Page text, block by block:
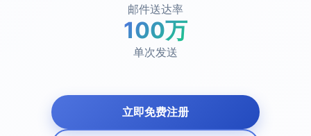
邮件送达率
100万
单次发送
立即免费注册